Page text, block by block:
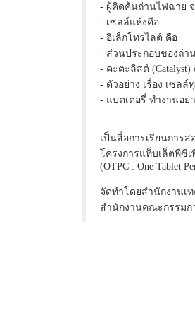
- ผู้คิดค้นถ่านไฟฉาย จ
- เซลล์แห้งคือ
- อิเล็กโทรไลต์ คือ
- ส่วนประกอบของถ่า
- คะตะลิสต์
- ตัวอย่าง เรื่อง เซลล์
- แบตเตอรี่ ทำงานอย่
เป็นสื่อการเรียนการ
โครงการแท็บเล็ตพีซี
(OTPC : One Tablet
จัดทำโดยสำนักงานเ
สำนักงานคณะกรรม